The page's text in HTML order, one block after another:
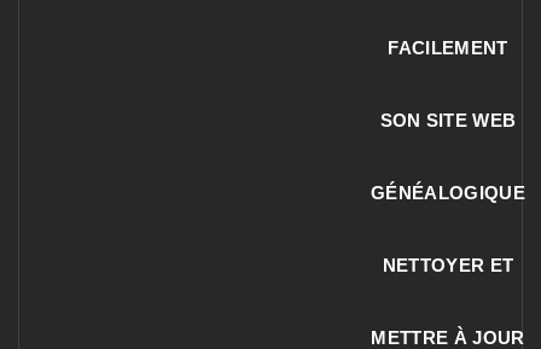
FACILEMENT
SON SITE WEB
GÉNÉALOGIQUE
NETTOYER ET
METTRE À JOUR